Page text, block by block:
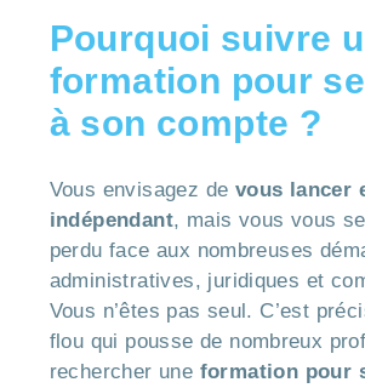
Pourquoi suivre
formation pour
à son compte ?
Vous envisagez de vous lancer
indépendant, mais vous vous
perdu face aux nombreuses
administratives, juridiques et
Vous n’êtes pas seul. C’est
flou qui pousse de nombreux
rechercher une formation pour